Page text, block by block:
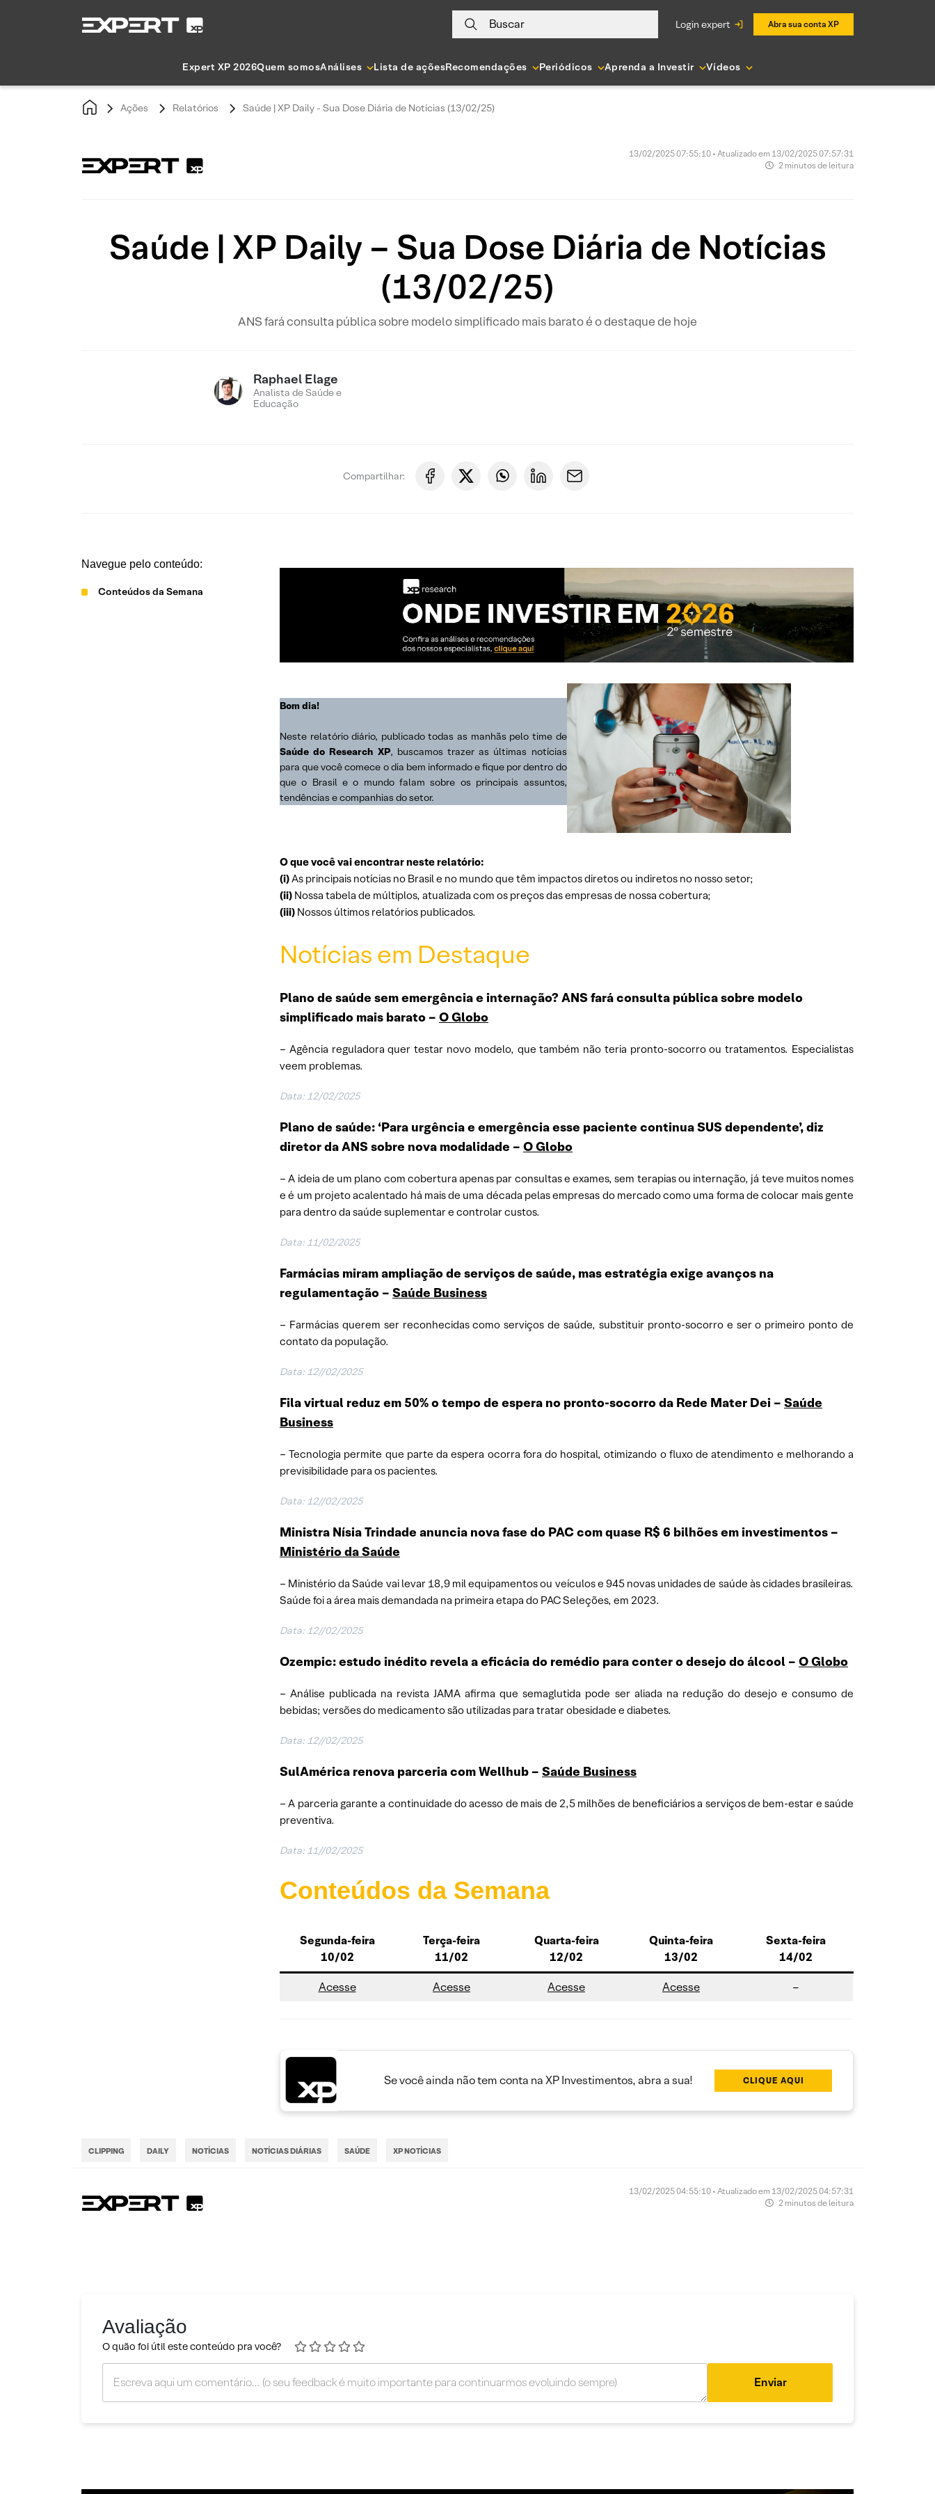
Buscar login expert Abra sua conta XP
Expert XP 2026Quem somosAnálises Lista de açõesRecomendações Periódicos Aprenda a Investir Vídeos
Ações Relatórios Saúde | XP Daily - Sua Dose Diária de Notícias (13/02/25)
13/02/2025 07:55:10 • Atualizado em 13/02/2025 07:57:31
2 minutos de leitura
Saúde | XP Daily – Sua Dose Diária de Notícias
(13/02/25)
ANS fará consulta pública sobre modelo simplificado mais barato é o destaque de hoje
Raphael Elage
Analista de Saúde e
Educação
Compartilhar:
Navegue pelo conteúdo:
Conteúdos da Semana
Bom dia!
Neste relatório diário, publicado todas as manhãs pelo time de
Saúde do Research XP, buscamos trazer as últimas notícias
para que você comece o dia bem informado e fique por dentro do
que o Brasil e o mundo falam sobre os principais assuntos,
tendências e companhias do setor.
O que você vai encontrar neste relatório:
(i)As principais notícias no Brasil e no mundo que têm impactos diretos ou indiretos no nosso setor;
(ii) Nossa tabela de múltiplos, atualizada com os preços das empresas de nossa cobertura;
(iii) Nossos últimos relatórios publicados.
Notícias em Destaque
Plano de saúde sem emergência e internação? ANS fará consulta pública sobre modelo
simplificado mais barato – O Globo
– Agência reguladora quer testar novo modelo, que também não teria pronto-socorro ou tratamentos. Especialistas
veem problemas.
Data: 12/02/2025
Plano de saúde: ‘Para urgência e emergência esse paciente continua SUS dependente’, diz
diretor da ANS sobre nova modalidade – O Globo
– A ideia de um plano com cobertura apenas par consultas e exames, sem terapias ou internação, já teve muitos nomes
e é um projeto acalentado há mais de uma década pelas empresas do mercado como uma forma de colocar mais gente
para dentro da saúde suplementar e controlar custos.
Data: 11/02/2025
Farmácias miram ampliação de serviços de saúde, mas estratégia exige avanços na
regulamentação – Saúde Business
– Farmácias querem ser reconhecidas como serviços de saúde, substituir pronto-socorro e ser o primeiro ponto de
contato da população.
Data: 12//02/2025
Fila virtual reduz em 50% o tempo de espera no pronto-socorro da Rede Mater Dei – Saúde
Business
– Tecnologia permite que parte da espera ocorra fora do hospital, otimizando o fluxo de atendimento e melhorando a
previsibilidade para os pacientes.
Data: 12//02/2025
Ministra Nísia Trindade anuncia nova fase do PAC com quase R$ 6 bilhões em investimentos –
Ministério da Saúde
– Ministério da Saúde vai levar 18,9 mil equipamentos ou veículos e 945 novas unidades de saúde às cidades brasileiras.
Saúde foi a área mais demandada na primeira etapa do PAC Seleções, em 2023.
Data: 12//02/2025
Ozempic: estudo inédito revela a eficácia do remédio para conter o desejo do álcool – O Globo
– Análise publicada na revista JAMA afirma que semaglutida pode ser aliada na redução do desejo e consumo de
bebidas; versões do medicamento são utilizadas para tratar obesidade e diabetes.
Data: 12//02/2025
SulAmérica renova parceria com Wellhub – Saúde Business
– A parceria garante a continuidade do acesso de mais de 2,5 milhões de beneficiários a serviços de bem-estar e saúde
preventiva.
Data: 11//02/2025
Conteúdos da Semana
Segunda-feira
10/02
Terça-feira
11/02
Quarta-feira
12/02
Quinta-feira
13/02
Sexta-feira
14/02
Acesse Acesse Acesse Acesse –
Se você ainda não tem conta na XP Investimentos, abra a sua! CLIQUE AQUI
CLIPPING DAILY NOTÍCIAS NOTÍCIAS DIÁRIAS SAÚDE XP NOTÍCIAS
13/02/2025 04:55:10 • Atualizado em 13/02/2025 04:57:31
2 minutos de leitura
Avaliação
O quão foi útil este conteúdo pra você?
Enviar